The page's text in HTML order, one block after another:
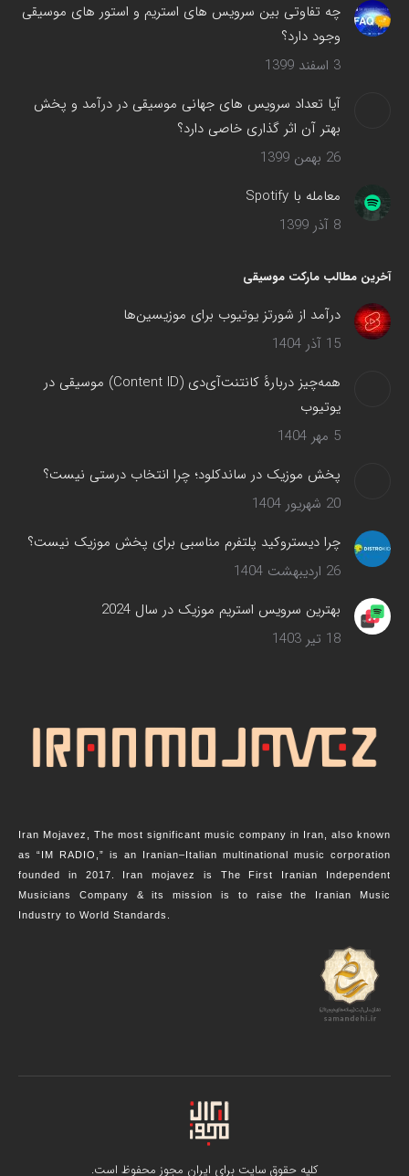
چه تفاوتی بین سرویس های استریم و استور های موسیقی
وجود دارد؟
3 اسفند 1399
آیا تعداد سرویس های جهانی موسیقی در درآمد و پخش
بهتر آن اثر گذاری خاصی دارد؟
26 بهمن 1399
معامله با Spotify
8 آذر 1399
آخرین مطالب مارکت موسیقی
درآمد از شورتز یوتیوب برای موزیسین‌ها
15 آذر 1404
همه‌چیز دربارهٔ کانتنت‌آی‌دی (Content ID) موسیقی در
یوتیوب
5 مهر 1404
پخش موزیک در ساندکلود؛ چرا انتخاب درستی نیست؟
20 شهریور 1404
چرا دیستروکید پلتفرم مناسبی برای پخش موزیک نیست؟
26 اردیبهشت 1404
بهترین سرویس‌ استریم موزیک در سال 2024
18 تیر 1403
Iran Mojavez, The most significant music company in Iran, also known
as “IM RADIO,” is an Iranian–Italian multinational music corporation
founded in 2017. Iran mojavez is The First Iranian Independent
Musicians Company & its mission is to raise the Iranian Music
Industry to World Standards.
کلیه حقوق سایت برای ایران مجوز محفوظ است.